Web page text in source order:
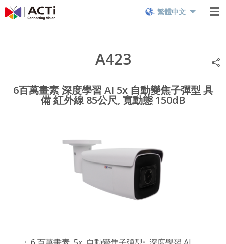
繁體中文
A423
6百萬畫素 深度學習 AI 5x 自動變焦子彈型 具
備 紅外線 85公尺, 寬動態 150dB